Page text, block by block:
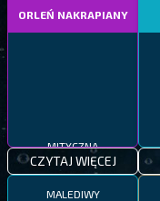
ORLEŃ NAKRAPIANY
MITYCZNA
CZYTAJ WIĘCEJ
MALEDIWY